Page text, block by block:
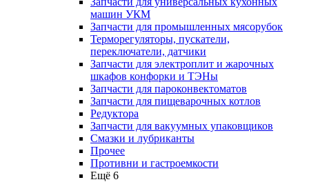
машин УКМ
Запчасти для промышленных мясорубок
Терморегуляторы, пускатели,
переключатели, датчики
Запчасти для электроплит и жарочных
шкафов конфорки и ТЭНы
Запчасти для пароконвектоматов
Запчасти для пищеварочных котлов
Редуктора
Запчасти для вакуумных упаковщиков
Смазки и лубриканты
Прочее
Противни и гастроемкости
Ещё 6